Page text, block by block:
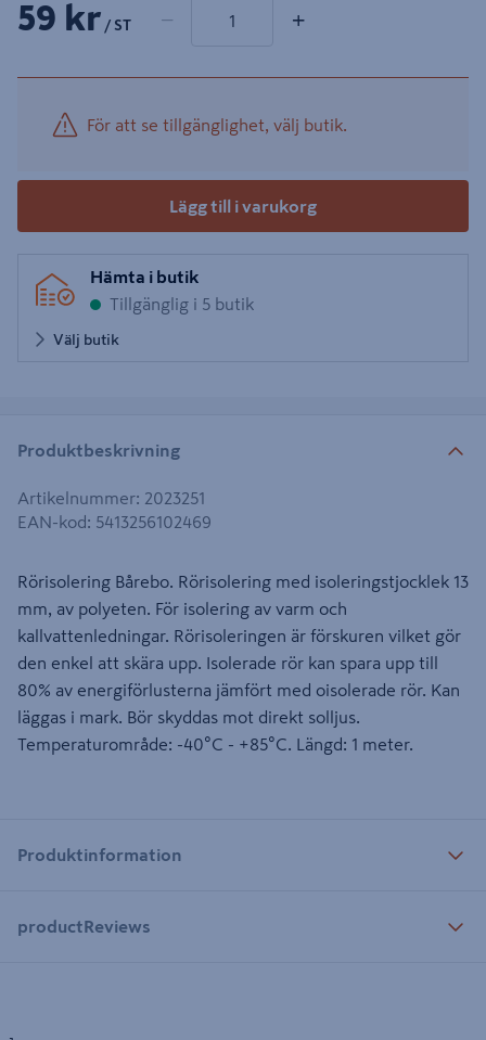
59 kr / ST − +
För att se tillgänglighet, välj butik.
Lägg till i varukorg
Hämta i butik
Tillgänglig i 5 butik
Välj butik
Produktbeskrivning
Artikelnummer: 2023251
EAN-kod: 5413256102469
Rörisolering Bårebo. Rörisolering med isoleringstjocklek 13
mm, av polyeten. För isolering av varm och
kallvattenledningar. Rörisoleringen är förskuren vilket gör
den enkel att skära upp. Isolerade rör kan spara upp till
80% av energiförlusterna jämfört med oisolerade rör. Kan
läggas i mark. Bör skyddas mot direkt solljus.
Temperaturområde: -40°C - +85°C. Längd: 1 meter.
Produktinformation
productReviews